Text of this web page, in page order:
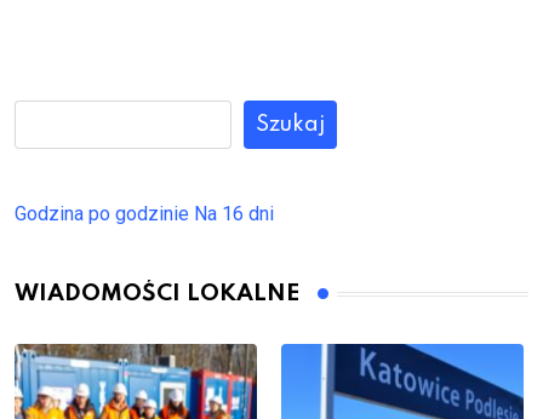
Szukaj
Godzina po godzinie Na 16 dni
WIADOMOŚCI LOKALNE